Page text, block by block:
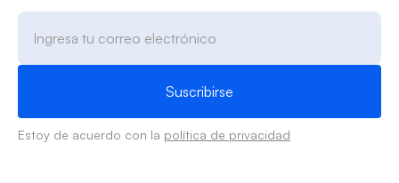
Estoy de acuerdo con la política de privacidad